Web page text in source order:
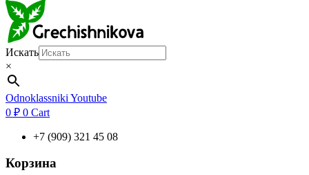
Искать
×
Odnoklassniki Youtube
0 ₽ 0 Cart
+7 (909) 321 45 08
Корзина